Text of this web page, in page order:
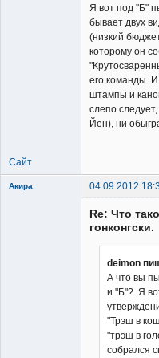
Я вот под "Б"
бывает двух
(низкий
которому он
его команды.
штампы и
слепо
Йен), ни
Сайт
Акира 04.09.2012
Re: Что
гонконгски.
deimon
А что вы
и "Б"? Я
"Трэш в
"трэш в
собрался